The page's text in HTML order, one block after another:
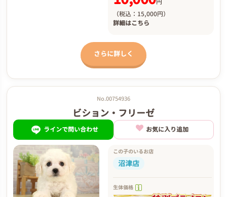
円
（税込：15,000円）
詳細はこちら
さらに詳しく
No.00754936
ビション・フリーゼ
ラインで問い合わせ お気に入り追加
この子のいるお店
沼津店
生体価格